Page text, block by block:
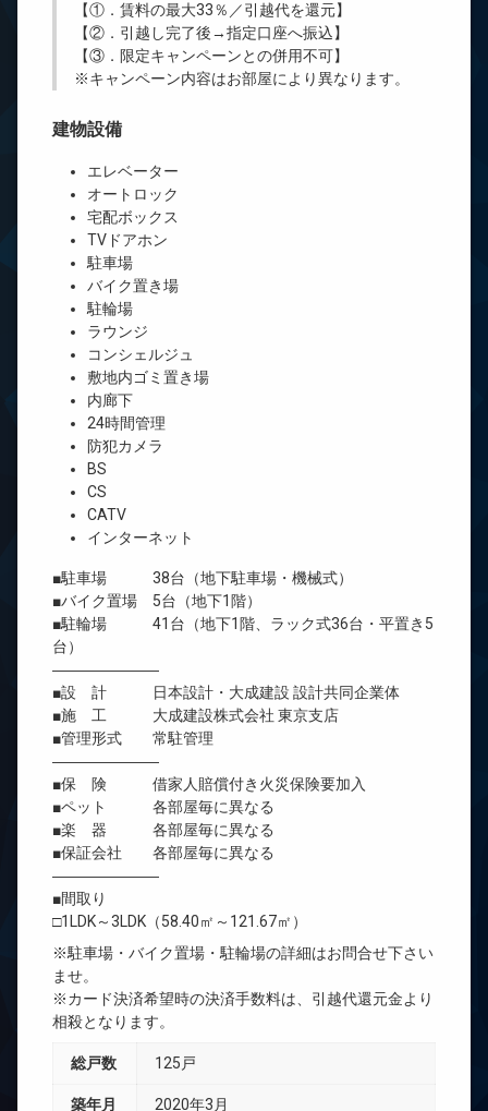
【①．賃料の最大33％／引越代を還元】
【②．引越し完了後→指定口座へ振込】
【③．限定キャンペーンとの併用不可】
※キャンペーン内容はお部屋により異なります。
建物設備
エレベーター
オートロック
宅配ボックス
TVドアホン
駐車場
バイク置き場
駐輪場
ラウンジ
コンシェルジュ
敷地内ゴミ置き場
内廊下
24時間管理
防犯カメラ
BS
CS
CATV
インターネット
■駐車場 38台（地下駐車場・機械式）
■バイク置場 5台（地下1階）
■駐輪場 41台（地下1階、ラック式36台・平置き5
台）
―――――――
■設 計 日本設計・大成建設 設計共同企業体
■施 工 大成建設株式会社 東京支店
■管理形式 常駐管理
―――――――
■保 険 借家人賠償付き火災保険要加入
■ペット 各部屋毎に異なる
■楽 器 各部屋毎に異なる
■保証会社 各部屋毎に異なる
―――――――
■間取り
□1LDK～3LDK（58.40㎡～121.67㎡）
※駐車場・バイク置場・駐輪場の詳細はお問合せ下さい
ませ。
※カード決済希望時の決済手数料は、引越代還元金より
相殺となります。
総戸数 125戸
築年月 2020年3月